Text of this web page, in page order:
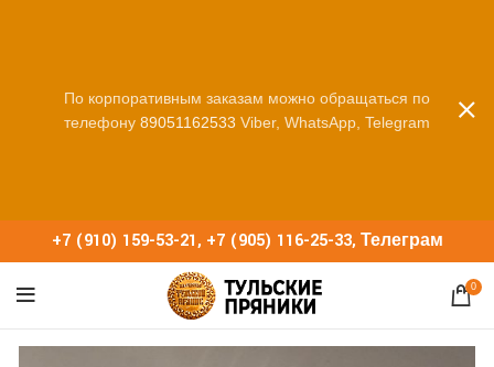
+7 (910) 159-53-21, +7 (905) 116-25-33, Телеграм
0
По корпоративным заказам можно обращаться по
телефону 89051162533 Viber, WhatsApp, Telegram